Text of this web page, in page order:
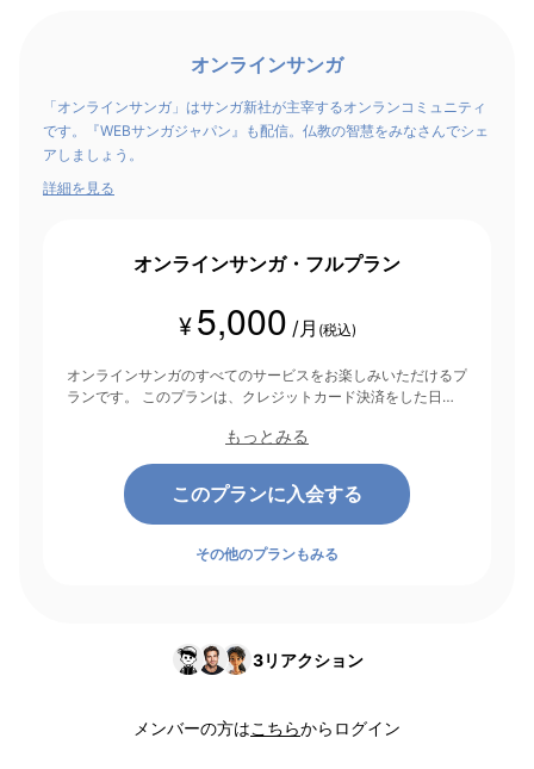
オンラインサンガ
「オンラインサンガ」はサンガ新社が主宰するオンランコミュニティ
です。『WEBサンガジャパン』も配信。仏教の智慧をみなさんでシェ
アしましょう。
詳細を見る
オンラインサンガ・フルプラン
¥ 5,000 /月 (税込)
オンラインサンガのすべてのサービスをお楽しみいただけるプ
ランです。 このプランは、クレジットカード決済をした日を
もっとみる
このプランに入会する
その他のプランもみる
3リアクション
メンバーの方はこちらからログイン